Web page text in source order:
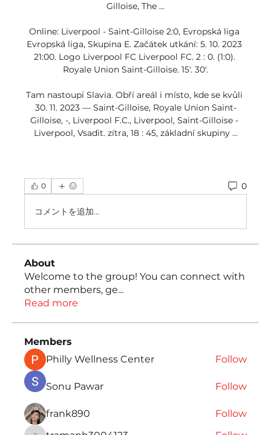
Gilloise, The ...
Online: Liverpool - Saint-Gilloise 2:0, Evropská liga
Evropská liga, Skupina E. Začátek utkání: 5. 10. 2023
21:00. Logo Liverpool FC Liverpool FC. 2 : 0. (1:0).
Royale Union Saint-Gilloise. 15'. 30'.
Tam nastoupí Slavia. Obří areál i místo, kde se kvůli
30. 11. 2023 — Saint-Gilloise, Royale Union Saint-
Gilloise, -, Liverpool F.C., Liverpool, Saint-Gilloise -
Liverpool, Vsadit. zítra, 18 : 45, základní skupiny ...
0 0
コメントを追加…
About
Welcome to the group! You can connect with
other members, ge...
Read more
Members
Philly Wellness Center
Follow
Sonu Pawar Follow
frank890
Follow